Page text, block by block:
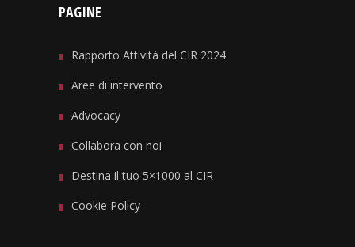
PAGINE
Rapporto Attività del CIR 2024
Aree di intervento
Advocacy
Collabora con noi
Destina il tuo 5×1000 al CIR
Cookie Policy